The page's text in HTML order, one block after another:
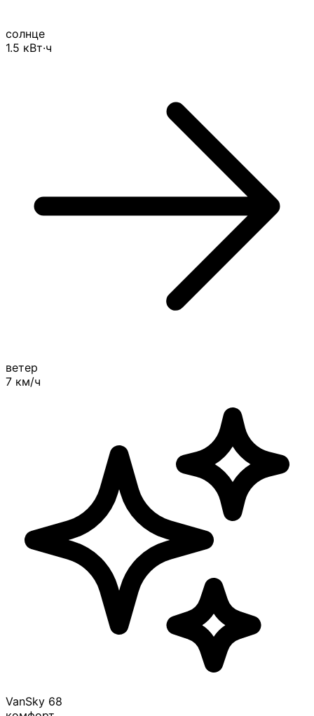
солнце
1.5 кВт·ч
ветер
7 км/ч
VanSky 68